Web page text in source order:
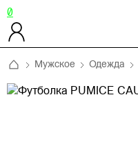
0
Мужское Одежда